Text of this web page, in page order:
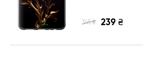
345 ₴ 239 ₴